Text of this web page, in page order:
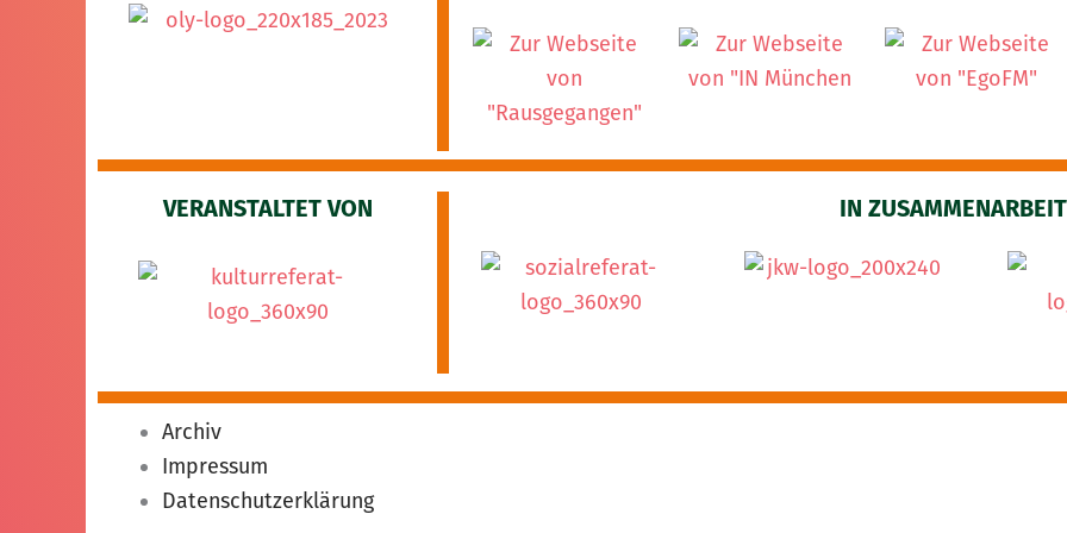
VERANSTALTET VON IN
Archiv
Impressum
Datenschutzerklärung